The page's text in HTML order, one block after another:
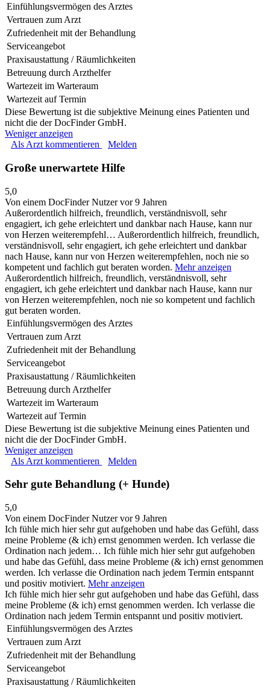
Einfühlungsvermögen des Arztes
Vertrauen zum Arzt
Zufriedenheit mit der Behandlung
Serviceangebot
Praxisaustattung / Räumlichkeiten
Betreuung durch Arzthelfer
Wartezeit im Warteraum
Wartezeit auf Termin
Diese Bewertung ist die subjektive Meinung eines Patienten und
nicht die der DocFinder GmbH.
Weniger anzeigen
Als Arzt kommentieren
Melden
Große unerwartete Hilfe
5,0
Von einem DocFinder Nutzervor 9 Jahren
Außerordentlich hilfreich, freundlich, verständnisvoll, sehr
engagiert, ich gehe erleichtert und dankbar nach Hause, kann nur
von Herzen weiterempfehl… Außerordentlich hilfreich, freundlich,
verständnisvoll, sehr engagiert, ich gehe erleichtert und dankbar
nach Hause, kann nur von Herzen weiterempfehlen, noch nie so
kompetent und fachlich gut beraten worden. Mehr anzeigen
Außerordentlich hilfreich, freundlich, verständnisvoll, sehr
engagiert, ich gehe erleichtert und dankbar nach Hause, kann nur
von Herzen weiterempfehlen, noch nie so kompetent und fachlich
gut beraten worden.
Einfühlungsvermögen des Arztes
Vertrauen zum Arzt
Zufriedenheit mit der Behandlung
Serviceangebot
Praxisaustattung / Räumlichkeiten
Betreuung durch Arzthelfer
Wartezeit im Warteraum
Wartezeit auf Termin
Diese Bewertung ist die subjektive Meinung eines Patienten und
nicht die der DocFinder GmbH.
Weniger anzeigen
Als Arzt kommentieren
Melden
Sehr gute Behandlung (+ Hunde)
5,0
Von einem DocFinder Nutzervor 9 Jahren
Ich fühle mich hier sehr gut aufgehoben und habe das Gefühl, dass
meine Probleme (& ich) ernst genommen werden. Ich verlasse die
Ordination nach jedem… Ich fühle mich hier sehr gut aufgehoben
und habe das Gefühl, dass meine Probleme (& ich) ernst genommen
werden. Ich verlasse die Ordination nach jedem Termin entspannt
und positiv motiviert. Mehr anzeigen
Ich fühle mich hier sehr gut aufgehoben und habe das Gefühl, dass
meine Probleme (& ich) ernst genommen werden. Ich verlasse die
Ordination nach jedem Termin entspannt und positiv motiviert.
Einfühlungsvermögen des Arztes
Vertrauen zum Arzt
Zufriedenheit mit der Behandlung
Serviceangebot
Praxisaustattung / Räumlichkeiten